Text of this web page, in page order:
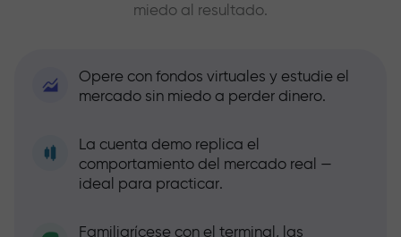
miedo al resultado.
Opere con fondos virtuales y estudie el
mercado sin miedo a perder dinero.
La cuenta demo replica el
comportamiento del mercado real —
ideal para practicar.
Familiarícese con el terminal, las